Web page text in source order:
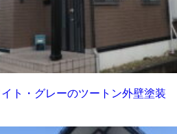
ト・グレーのツートン外壁塗装